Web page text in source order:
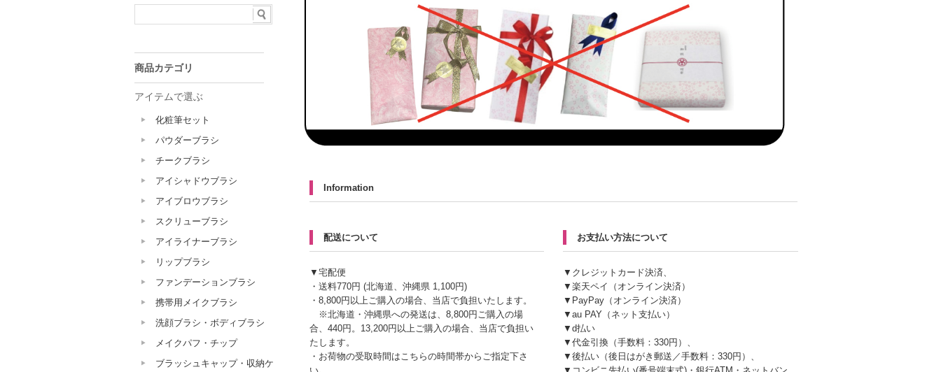
Information
配送について
▼宅配便
・送料770円 (北海道、沖縄県 1,100円)
・8,800円以上ご購入の場合、当店で負担いたします。
※北海道・沖縄県への発送は、8,800円ご購入の場
合、440円。13,200円以上ご購入の場合、当店で負担い
たします。
・お荷物の受取時間はこちらの時間帯からご指定下さ
お支払い方法について
▼クレジットカード決済、
▼楽天ペイ（オンライン決済）
▼PayPay（オンライン決済）
▼au PAY（ネット支払い）
▼d払い
▼代金引換（手数料：330円）、
▼後払い（後日はがき郵送／手数料：330円）、
商品カテゴリ
アイテムで選ぶ
化粧筆セット
パウダーブラシ
チークブラシ
アイシャドウブラシ
アイブロウブラシ
スクリューブラシ
アイライナーブラシ
リップブラシ
ファンデーションブラシ
携帯用メイクブラシ
洗顔ブラシ・ボディブラシ
メイクパフ・チップ
ブラッシュキャップ・収納ケ